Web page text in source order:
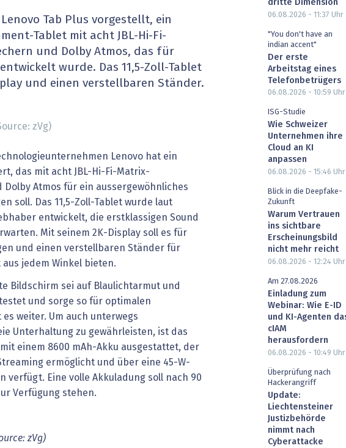
Gesundheit wird digital
EU-DSGVO
Digital Banking
» alle Dossiers
Artificial Intelligence
Finance 2030
Professional AV & Digital Signage
» alle Specials
Tab Plus vorgestellt, ein
Tablet mit acht JBL-Hi-Fi-
und Dolby Atmos, das für
wurde. Das 11,5-Zoll-Tablet
und einen verstellbaren Ständer.
zVg)
Lenovo hat ein
das mit acht JBL-Hi-Fi-Matrix-
Dolby Atmos für ein aussergewöhnliches
soll. Das 11,5-Zoll-Tablet wurde laut
entwickelt, die erstklassigen Sound
Mit seinem 2K-Display soll es für
und einen verstellbaren Ständer für
jedem Winkel bieten.
Bildschirm sei auf Blaulichtarmut und
und sorge so für optimalen
weiter. Um auch unterwegs
Unterhaltung zu gewährleisten, ist das
einem 8600 mAh-Akku ausgestattet, der
ermöglicht und über eine 45-W-
verfügt. Eine volle Akkuladung soll nach 90
Verfügung stehen.
zVg)
dritte Dimension
06.08.2026 - 11:37 Uhr
"You don't have an
indian accent"
Der erste
Arbeitstag eines
Telefonbetrügers
06.08.2026 - 10:59 Uhr
ISG-Studie
Wie Schweizer
Unternehmen ihre
Cloud an KI
anpassen
06.08.2026 - 15:46 Uhr
Blick in die Deepfake-
Zukunft
Warum Vertrauen
ins sichtbare
Erscheinungsbild
nicht mehr reicht
06.08.2026 - 12:24 Uhr
Am 27.08.2026
Einladung zum
Webinar: Wie E-ID
und KI-Agenten
cIAM
herausfordern
06.08.2026 - 10:49 Uhr
Überprüfung nach
Hackerangriff
Update:
Liechtensteiner
Justizbehörde
nimmt nach
Cyberattacke